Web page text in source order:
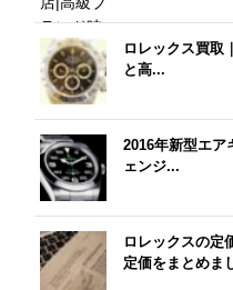
ロレックス買取
と高...
2016年新型エア
ェンジ...
ロレックスの定
定価をまとめま